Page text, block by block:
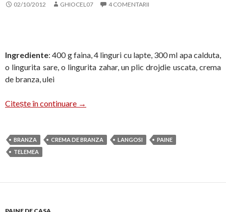
02/10/2012 GHIOCEL07 4 COMENTARII
Ingrediente: 400 g faina, 4 linguri cu lapte, 300 ml apa calduta,
o lingurita sare, o lingurita zahar, un plic drojdie uscata, crema
de branza, ulei
Citește în continuare Langosi cu si fara branza
→
BRANZA CREMA DE BRANZA LANGOSI
PAINE
TELEMEA